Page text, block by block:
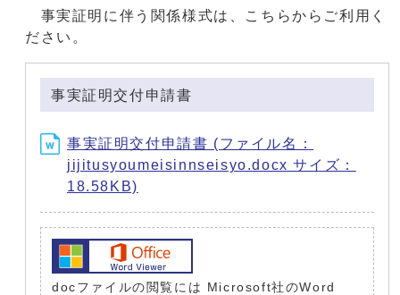
事実証明に伴う関係様式は、こちらからご利用く
ださい。
事実証明交付申請書
事実証明交付申請書 (ファイル名：
jijitusyoumeisinnseisyo.docx サイズ：
18.58KB)
docファイルの閲覧には Microsoft社のWord